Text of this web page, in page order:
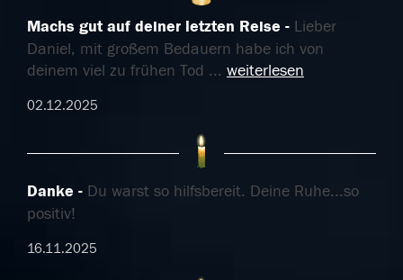
Machs gut auf deiner letzten Reise
Lieber
Daniel, mit großem Bedauern habe ich von
deinem viel zu frühen Tod ... weiterlesen
02.12.2025
Danke
Du warst so hilfsbereit. Deine Ruhe...so
positiv!
16.11.2025